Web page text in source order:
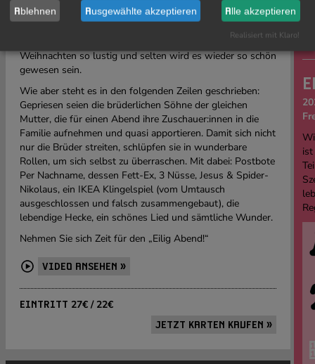
InEilig Abend fordert schwarzer Humor die wahre Liebe
Reihe werden wieder dran glauben müssen! Nie war
Weihnachten so lustig und selten wird es wieder so schön
gewesen sein.
Wie aber steht es in den folgenden Zeilen geschrieben:
Gepriesen seien die brüderlichen Söhne der gleichen
Mutter, die für einen Abend ihre Zuschauer:innen in die
Familie aufnehmen und quasi apportieren. Damit sich nicht
nur die Brüder streiten, schlüpfen sie in wunderbare
Rollen, um sich selbst zu überraschen. Mit dabei: Postbote
Per Nachname, dessen Fett-Ex, 3 Nüsse, Jesus & Spider-
Nikolaus, ein IKEA Klingelspiel (vom Umtausch
ausgeschlossen und falsch zusammengebaut), die
lebendige Hecke, ein schönes Lied und sämtliche Wunder.
Nehmen Sie sich Zeit für den „Eilig Abend!“
VIDEO ANSEHEN »
EINTRITT 27€ / 22€
JETZT KARTEN KAUFEN »
Ablehnen Ausgewählte akzeptieren Alle akzeptieren
Realisiert mit Klaro!